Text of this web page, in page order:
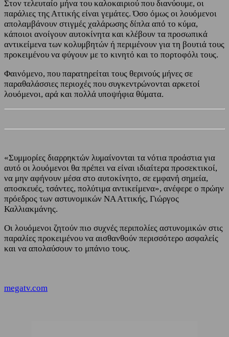
Στον τελευταίο μήνα του καλοκαιριού που διανύουμε, οι
παράλιες της Αττικής είναι γεμάτες. Όσο όμως οι λουόμενοι
απολαμβάνουν στιγμές χαλάρωσης δίπλα από το κύμα,
κάποιοι ανοίγουν αυτοκίνητα και κλέβουν τα προσωπικά
αντικείμενα των κολυμβητών ή περιμένουν για τη βουτιά τους
προκειμένου να φύγουν με το κινητό και το πορτοφόλι τους.
Φαινόμενο, που παρατηρείται τους θερινούς μήνες σε
παραθαλάσσιες περιοχές που συγκεντρώνονται αρκετοί
λουόμενοι, αρά και πολλά υποψήφια θύματα.
«Συμμορίες διαρρηκτών λυμαίνονται τα νότια προάστια για
αυτό οι λουόμενοι θα πρέπει να είναι ιδιαίτερα προσεκτικοί,
να μην αφήνουν μέσα στο αυτοκίνητο, σε εμφανή σημεία,
αποσκευές, τσάντες, πολύτιμα αντικείμενα», ανέφερε ο πρώην
πρόεδρος των αστυνομικών ΝΑ Αττικής, Γιώργος
Καλλιακμάνης.
Οι λουόμενοι ζητούν πιο συχνές περιπολίες αστυνομικών στις
παραλίες προκειμένου να αισθανθούν περισσότερο ασφαλείς
και να απολαύσουν το μπάνιο τους.
megatv.com